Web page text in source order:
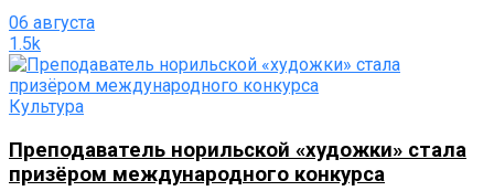
06 августа
1.5k
Культура
Преподаватель норильской «художки» стала
призёром международного конкурса